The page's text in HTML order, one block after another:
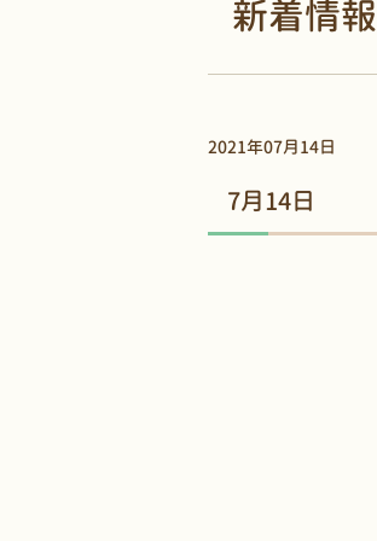
新着情報
2021年07月14日
7月14日